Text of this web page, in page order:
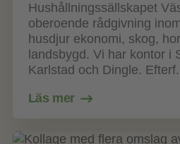
Hushållningssällskapet
oberoende rådgivning
husdjur ekonomi, skog,
landsbygd. Vi har kontor i
Karlstad och Dingle.
Läs mer